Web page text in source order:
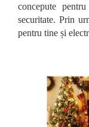
concepute
securitate. Prin
pentru tine și